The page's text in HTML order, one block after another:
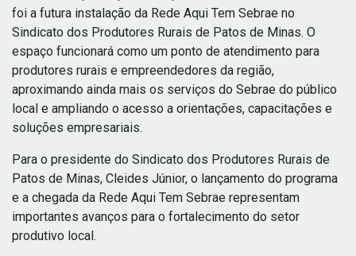
foi a futura instalação da Rede Aqui Tem Sebrae no
Sindicato dos Produtores Rurais de Patos de Minas. O
espaço funcionará como um ponto de atendimento para
produtores rurais e empreendedores da região,
aproximando ainda mais os serviços do Sebrae do público
local e ampliando o acesso a orientações, capacitações e
soluções empresariais.
Para o presidente do Sindicato dos Produtores Rurais de
Patos de Minas, Cleides Júnior, o lançamento do programa
e a chegada da Rede Aqui Tem Sebrae representam
importantes avanços para o fortalecimento do setor
produtivo local.